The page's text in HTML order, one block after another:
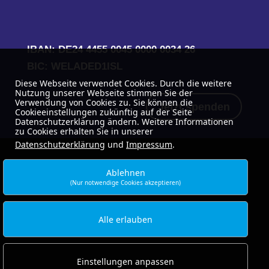
IBAN: DE24 4455 0045 0000 0034 26
Jetzt spenden
Diese Webseite verwendet Cookies. Durch die weitere
Nutzung unserer Webseite stimmen Sie der
Verwendung von Cookies zu. Sie können die
Cookieeinstellungen zukünftig auf der Seite
Datenschutzerklärung ändern. Weitere Informationen
zu Cookies erhalten Sie in unserer
Datenschutzerklärung und Impressum.
Ablehnen
(Nur notwendige Cookies akzeptieren)
Alle erlauben
Einstellungen anpassen